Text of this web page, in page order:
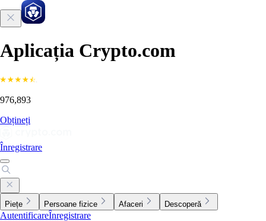
Aplicația Crypto.com
976,893
Obțineți
Înregistrare
Piețe Persoane fizice Afaceri Descoperă
AutentificareÎnregistrare